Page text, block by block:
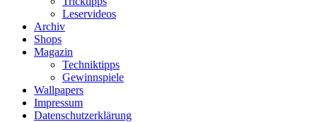
Leservideos
Archiv
Shops
Magazin
Techniktipps
Gewinnspiele
Wallpapers
Impressum
Datenschutzerklärung